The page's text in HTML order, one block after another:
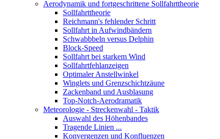
Aerodynamik und fortgeschrittene Sollfahrttheorie
Sollfahrttheorie
Reichmann's fehlender Schritt
Sollfahrt in Aufwindbändern
Schwabbbeln versus Delphin
Block-Speed
Sollfahrt bei starkem Wind
Sollfahrtfehlanzeigen
Optimaler Anstellwinkel
Winglets und Grenzschichtzäune
Zackenband und Ausblasung
Top-Notch-Aerodramatik
Meteorologie - Streckenwahl - Taktik
Auswahl des Höhenbandes
Tragende Linien ...
Konvergenzen und Konfluenzen